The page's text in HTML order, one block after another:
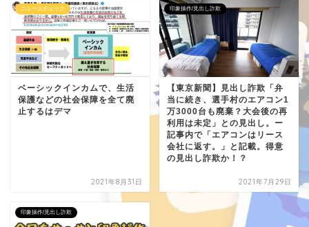
ニュースチェック
ベーシックインカムで、生活
保護などの社会保障を全て廃
止するはデマ
2021年8月31日
印象操作/見出し詐欺
【東京新聞】見出し詐欺「弁
当に続き、選手村のエアコン1
万3000台も廃棄？大会後の再
利用は未定」との見出し。ー
記事内で「エアコンはリース
会社に返す。」と記載。得意
の見出し詐欺か！？
2021年7月29日
印象操作/見出し詐欺